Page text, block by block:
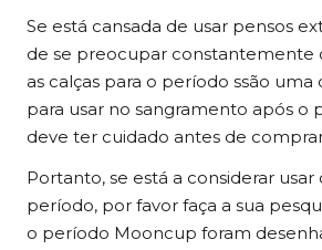
Se está cansada de usar pensos
de se preocupar constantemente
as calças para o período ssão uma
para usar no sangramento após o
deve ter cuidado antes de
Portanto, se está a considerar usar
período, por favor faça a sua
o período Mooncup foram